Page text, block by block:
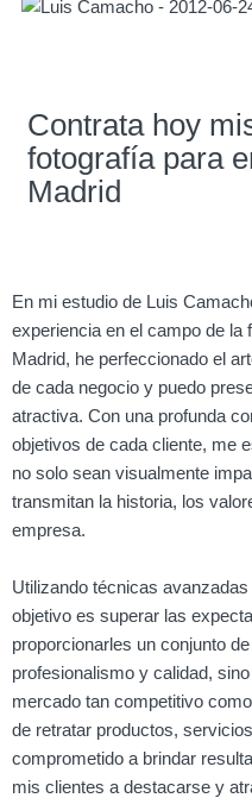
Contrata hoy
fotografía para
Madrid
En mi estudio de Luis
experiencia en el campo de la
Madrid, he perfeccionado el
de cada negocio y puedo
atractiva. Con una profunda
objetivos de cada cliente, me
no solo sean visualmente
transmitan la historia, los
empresa.
Utilizando técnicas
objetivo es superar las
proporcionarles un conjunto
profesionalismo y calidad,
mercado tan competitivo
de retratar productos,
comprometido a brindar
mis clientes a destacarse y